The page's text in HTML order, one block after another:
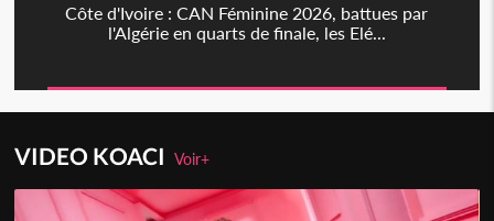
Côte d'Ivoire : CAN Féminine 2026, battues par
l'Algérie en quarts de finale, les Elé...
VIDEO KOACIVoir+